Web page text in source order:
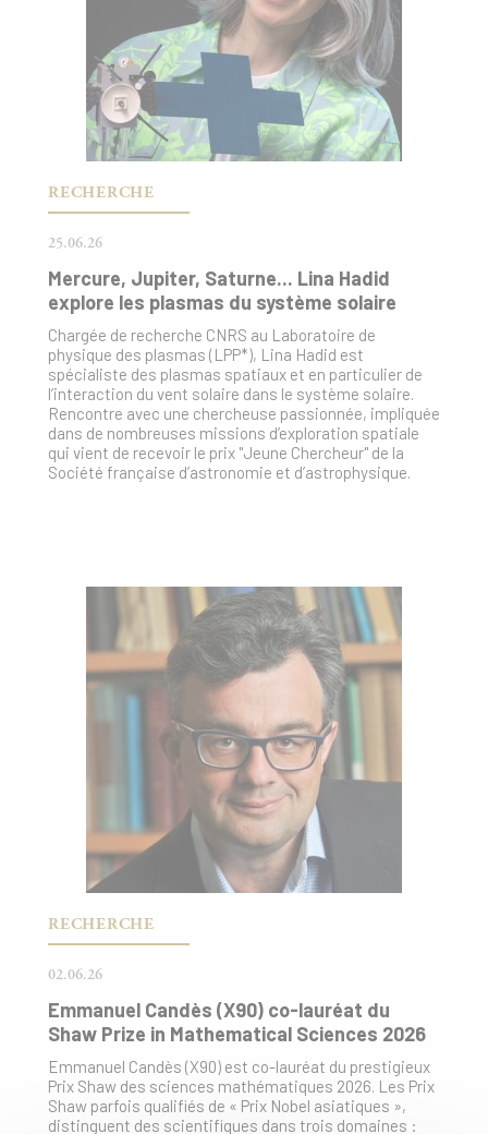
RECHERCHE
25.06.26
Mercure, Jupiter, Saturne... Lina Hadid
explore les plasmas du système solaire
Chargée de recherche CNRS au Laboratoire de
physique des plasmas (LPP*), Lina Hadid est
spécialiste des plasmas spatiaux et en particulier de
l’interaction du vent solaire dans le système solaire.
Rencontre avec une chercheuse passionnée, impliquée
dans de nombreuses missions d’exploration spatiale
qui vient de recevoir le prix "Jeune Chercheur" de la
Société française d’astronomie et d’astrophysique.
RECHERCHE
02.06.26
Emmanuel Candès (X90) co-lauréat du
Shaw Prize in Mathematical Sciences 2026
Emmanuel Candès (X90) est co-lauréat du prestigieux
Prix Shaw des sciences mathématiques 2026. Les Prix
Shaw parfois qualifiés de « Prix Nobel asiatiques »,
distinguent des scientifiques dans trois domaines :